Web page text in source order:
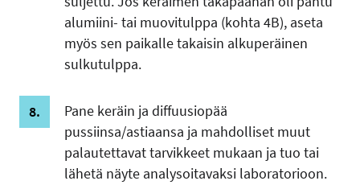
alumiini- tai muovitulppa (kohta 4B), aseta
myös sen paikalle takaisin alkuperäinen
sulkutulppa.
Pane keräin ja diffuusiopää
pussiinsa/astiaansa ja mahdolliset muut
palautettavat tarvikkeet mukaan ja tuo tai
lähetä näyte analysoitavaksi laboratorioon.